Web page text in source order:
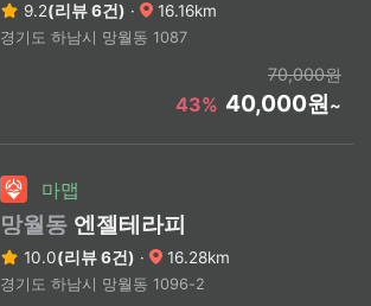
9.2(리뷰 6건) · 16.16km
경기도 하남시 망월동 1087
70,000원
43% 40,000원~
마맵
망월동 엔젤테라피
10.0(리뷰 6건) · 16.28km
경기도 하남시 망월동 1096-2